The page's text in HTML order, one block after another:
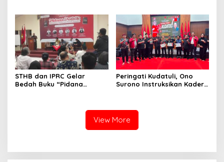
STHB dan IPRC Gelar
Bedah Buku “Pidana
Peringati Kudatuli, Ono
Surono Instruksikan Kader
View More